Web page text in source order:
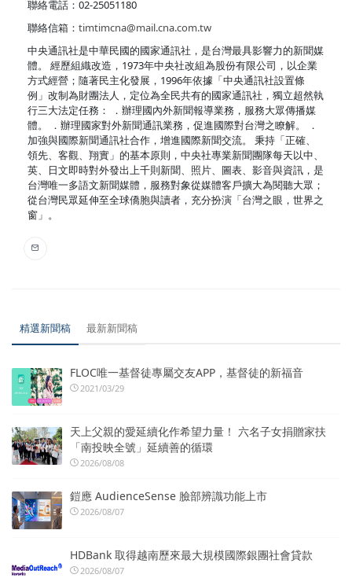
聯絡電話：02-25051180
聯絡信箱： timtimcna@mail.cna.com.tw
中央通訊社是中華民國的國家通訊社，是台灣最具影響力的新聞媒
體。 經歷組織改造，1973年中央社改組為股份有限公司，以企業
方式經營；隨著民主化發展，1996年依據「中央通訊社設置條
例」改制為財團法人，定位為全民共有的國家通訊社，獨立超然執
行三大法定任務： ．辦理國內外新聞報導業務，服務大眾傳播媒
體。 ．辦理國家對外新聞通訊業務，促進國際對台灣之瞭解。 ．
加強與國際新聞通訊社合作，增進國際新聞交流。 秉持「正確、
領先、客觀、翔實」的基本原則，中央社專業新聞團隊每天以中、
英、日文即時對外發出上千則新聞、照片、圖表、影音與資訊，是
台灣唯一多語文新聞媒體，服務對象從媒體客戶擴大為閱聽大眾；
從台灣民眾延伸至全球僑胞與讀者，充分扮演「台灣之眼，世界之
窗」。
精選新聞稿 最新新聞稿
FLOC唯一基督徒專屬交友APP，基督徒的新福音
2021/03/29
天上父親的愛延續化作希望力量！ 六名子女捐贈家扶
「南投映全號」延續善的循環
2026/08/08
鎧應 AudienceSense 臉部辨識功能上市
2026/08/07
HDBank 取得越南歷來最大規模國際銀團社會貸款
2026/08/07